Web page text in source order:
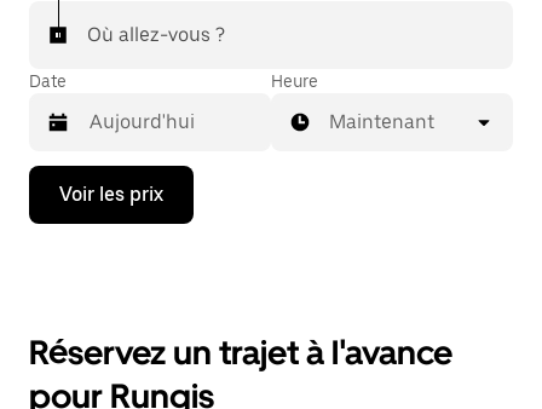
Où allez-vous ?
Date
Appuyez
la
ouvrir
calendrier
Heure
Maintenant
Voir les prix
Réservez un trajet à l'avance
pour Rungis